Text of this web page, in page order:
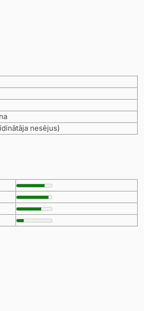
nesējus)